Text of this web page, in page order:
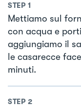
STEP 1
Mettiamo sul
con acqua e
aggiungiamo il
le casarecce
minuti.
STEP 2